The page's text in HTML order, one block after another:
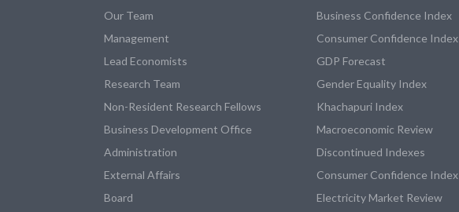
Our Team
Management
Lead Economists
Research Team
Non-Resident Research Fellows
Business Development Office
Administration
External Affairs
Board
Business Confidence Index
Consumer Confidence Index
GDP Forecast
Gender Equality Index
Khachapuri Index
Macroeconomic Review
Discontinued Indexes
Consumer Confidence Index
Electricity Market Review